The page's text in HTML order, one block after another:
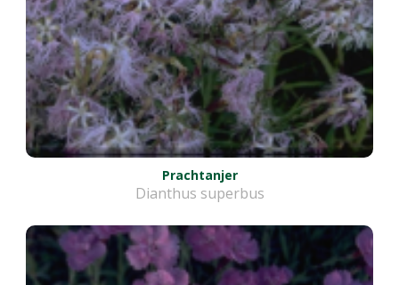
Prachtanjer
Dianthus superbus